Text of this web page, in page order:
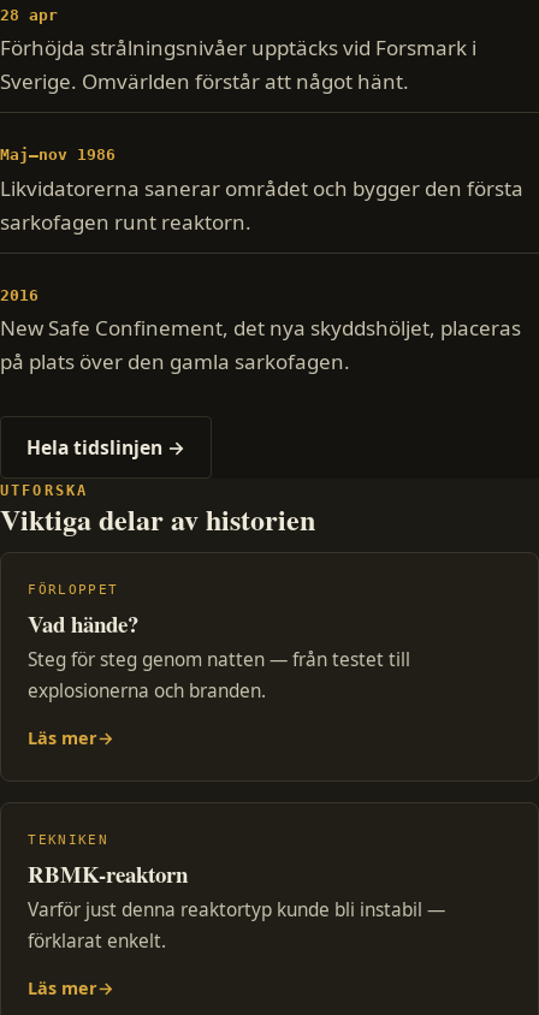
28 apr
Förhöjda strålningsnivåer upptäcks vid Forsmark i
Sverige. Omvärlden förstår att något hänt.
Maj–nov 1986
Likvidatorerna sanerar området och bygger den första
sarkofagen runt reaktorn.
2016
New Safe Confinement, det nya skyddshöljet, placeras
på plats över den gamla sarkofagen.
Hela tidslinjen →
UTFORSKA
Viktiga delar av historien
FÖRLOPPET
Vad hände?
Steg för steg genom natten — från testet till
explosionerna och branden.
Läs mer→
TEKNIKEN
RBMK-reaktorn
Varför just denna reaktortyp kunde bli instabil —
förklarat enkelt.
Läs mer→